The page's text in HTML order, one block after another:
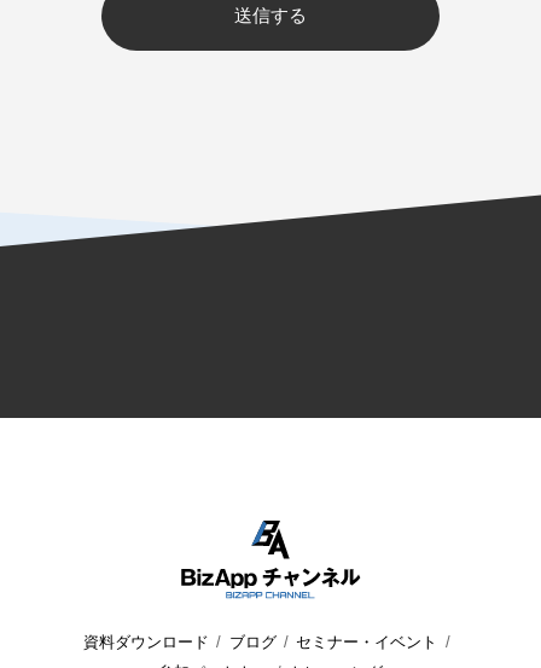
資料ダウンロード ブログ
セミナー・イベント